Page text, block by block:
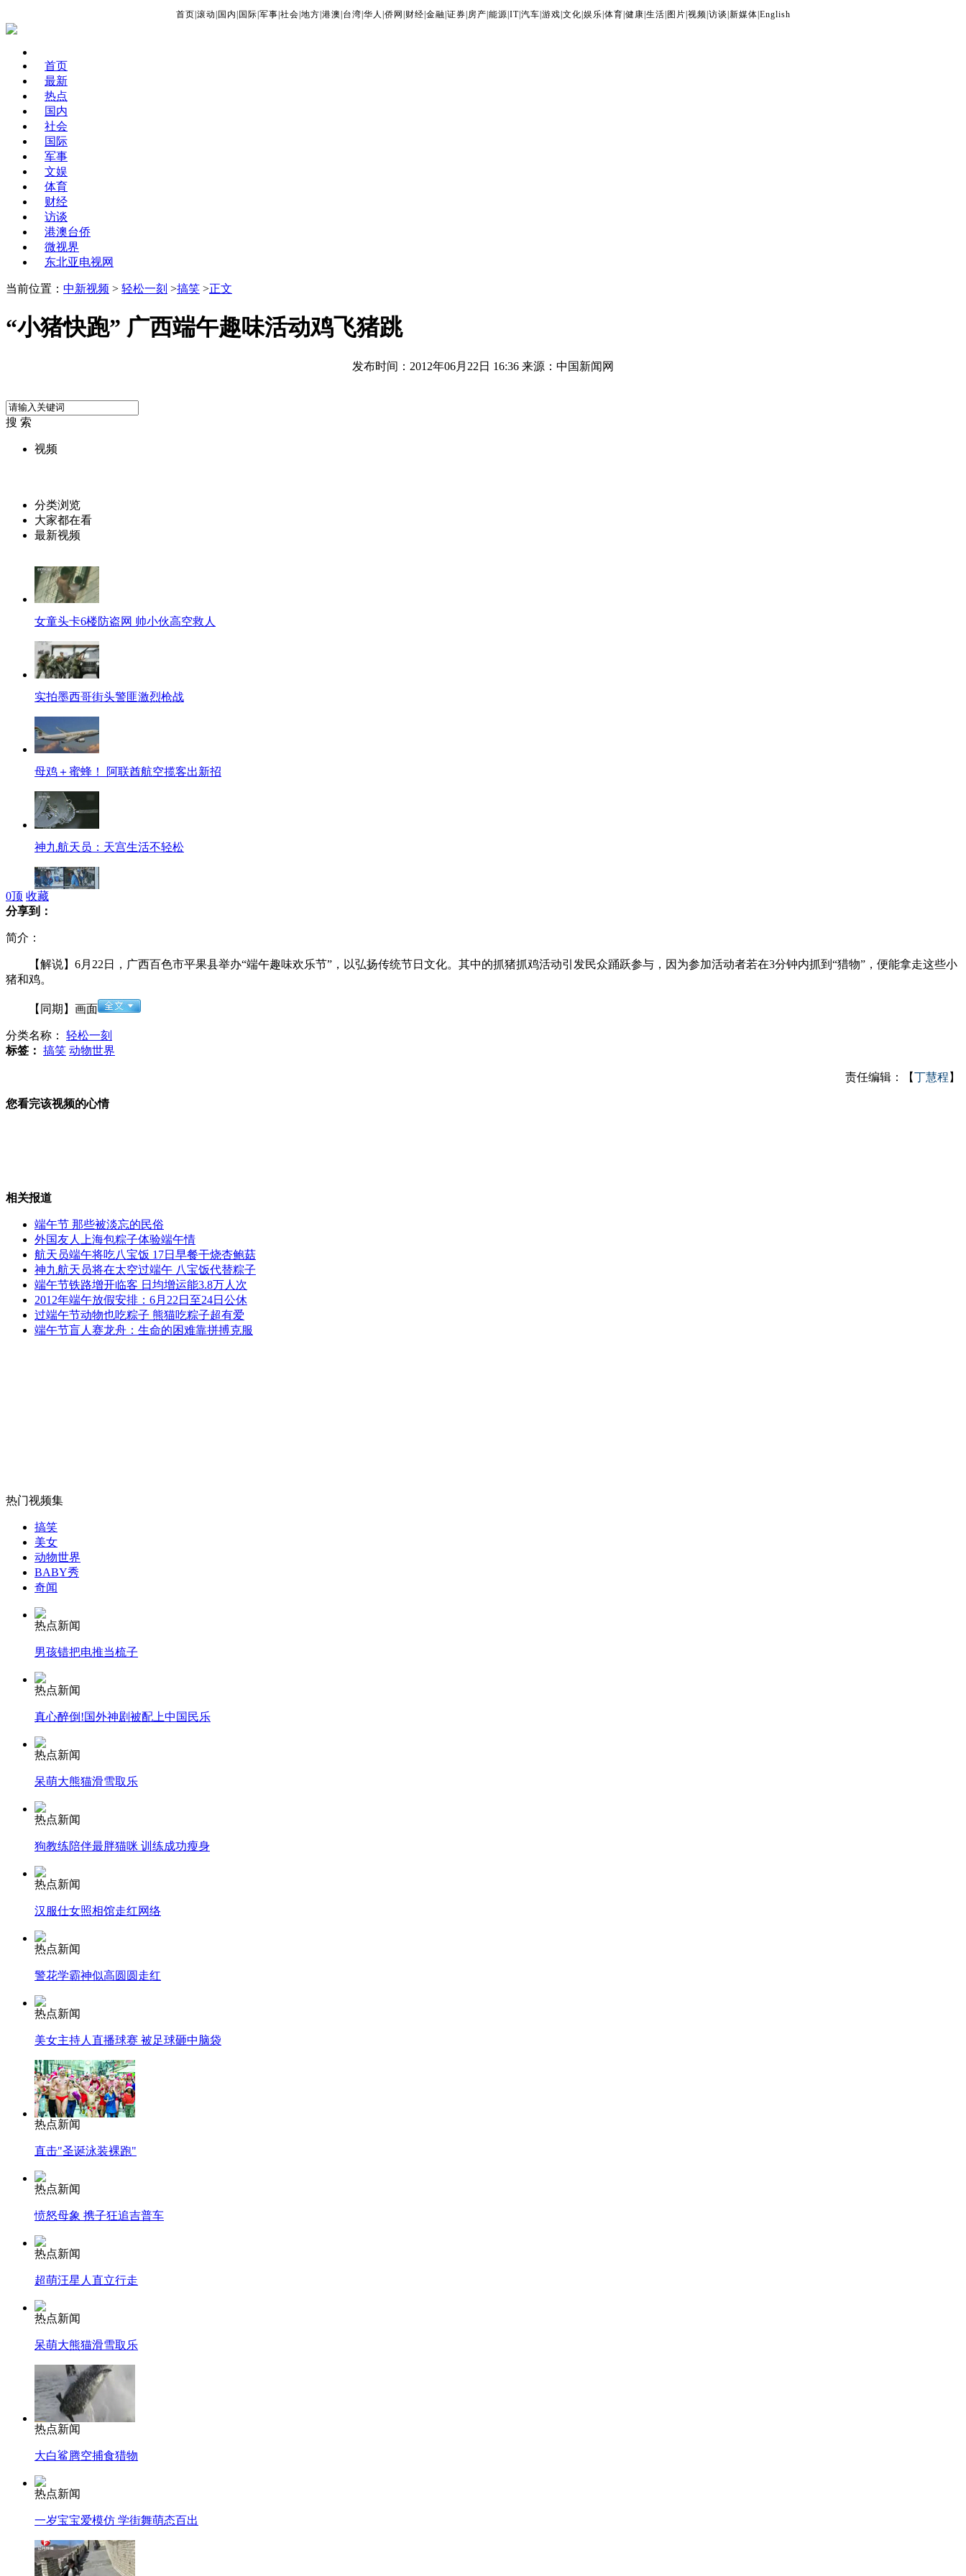
首页 滚动 国内 国际 军事 社会 地方 港澳 台湾 华人 侨网 财经 金融 证券 房产 能源 IT| 汽车 游戏 文化 娱乐 体育 健康 生活 图片 视频 访谈 新媒体 English
首页
最新
热点
国内
社会
国际
军事
文娱
体育
财经
访谈
港澳台侨
微视界
东北亚电视网
当前位置： 中新视频 > 轻松一刻 >搞笑 >正文
“小猪快跑” 广西端午趣味活动鸡飞猪跳
发布时间：2012年06月22日 16:36 来源：中国新闻网
搜 索
视频
分类浏览
大家都在看
最新视频
女童头卡6楼防盗网 帅小伙高空救人
实拍墨西哥街头警匪激烈枪战
母鸡＋蜜蜂！ 阿联酋航空揽客出新招
神九航天员：天宫生活不轻松
两室一厅的太空生活 睡得舒服且踏实
汕头中考英语听力考试因光盘不兼容紧急停止
7龄女童被强行抱走 智逃魔掌
外交部：反对强权政治霸凌主义
外交部：有关国家言论片面不公正
安徽一实载49人客车翻车
走！跟着总书记去植树
消防员救轻生者 花炮节热闹非凡
纽约上演“枕头大战”
司机酒驾遇交警 急速倒车逃窜
0顶 收藏
分享到：
简介：
【解说】6月22日，广西百色市平果县举办“端午趣味欢乐节”，以弘扬传统节日文化。其中的抓猪抓鸡活动引发民众踊跃参与，因为参加活动者若在3分钟内抓到“猎物”，便能拿走这些小
猪和鸡。
【同期】画面
分类名称： 轻松一刻
标签： 搞笑 动物世界
责任编辑：【丁慧程 】
您看完该视频的心情
相关报道
端午节 那些被淡忘的民俗
外国友人上海包粽子体验端午情
航天员端午将吃八宝饭 17日早餐干烧杏鲍菇
神九航天员将在太空过端午 八宝饭代替粽子
端午节铁路增开临客 日均增运能3.8万人次
2012年端午放假安排：6月22日至24日公休
过端午节动物也吃粽子 熊猫吃粽子超有爱
端午节盲人赛龙舟：生命的困难靠拼搏克服
热门视频集
搞笑
美女
动物世界
BABY秀
奇闻
热点新闻
男孩错把电推当梳子
热点新闻
真心醉倒!国外神剧被配上中国民乐
热点新闻
呆萌大熊猫滑雪取乐
热点新闻
狗教练陪伴最胖猫咪 训练成功瘦身
热点新闻
汉服仕女照相馆走红网络
热点新闻
警花学霸神似高圆圆走红
热点新闻
美女主持人直播球赛 被足球砸中脑袋
热点新闻
直击"圣诞泳装裸跑"
热点新闻
愤怒母象 携子狂追吉普车
热点新闻
超萌汪星人直立行走
热点新闻
呆萌大熊猫滑雪取乐
热点新闻
大白鲨腾空捕食猎物
热点新闻
一岁宝宝爱模仿 学街舞萌态百出